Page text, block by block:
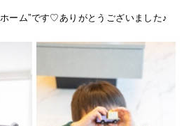
ーム”です♡ありがとうございました♪